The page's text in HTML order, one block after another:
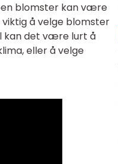
blomster kan være
å velge blomster
kan det være lurt å
eller å velge